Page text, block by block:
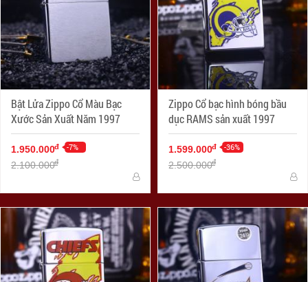
Bật Lửa Zippo Cổ Màu Bạc
Xước Sản Xuất Năm 1997
1.950.000đ -7%
2.100.000đ
Zippo Cổ bạc hình bóng bầu
dục RAMS sản xuất 1997
1.599.000đ -36%
2.500.000đ